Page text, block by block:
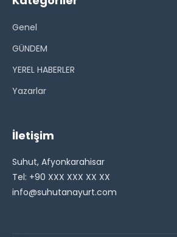
Genel
GÜNDEM
YEREL HABERLER
Yazarlar
İletişim
Suhut, Afyonkarahisar
Tel: +90 XXX XXX XX XX
info@suhutanayurt.com